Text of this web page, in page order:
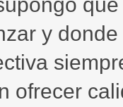
y
ofrecer